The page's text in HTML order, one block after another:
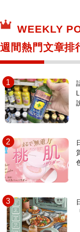
東京百貨店～
WEEKLY
週間熱門文章排